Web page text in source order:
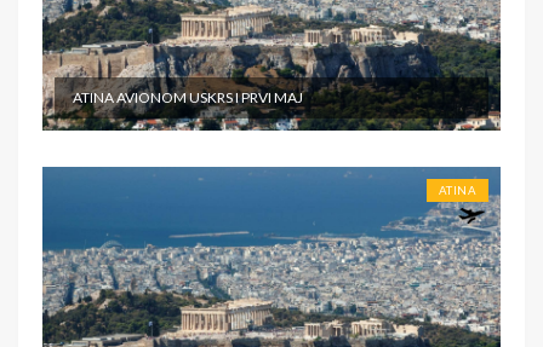
jednokrevetnu sobu– 145€; Fakultativne izlete
navedene u programu putovanja; Gradsku turističku
taksu - plaćanje na recepciji hotela Ostale nepomenute
usluge
ATINA AVIONOM USKRS I PRVI MAJ
ATINA